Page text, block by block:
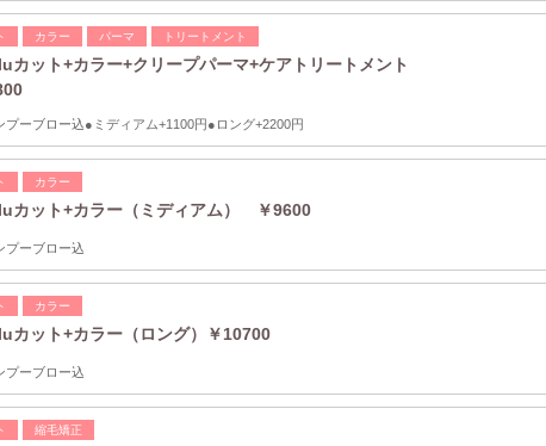
カラー パーマ トリートメント
カット+カラー+クリープパーマ+ケアトリートメント
プーブロー込●ミディアム+1100円●ロング+2200円
カラー
カット+カラー（ミディアム） ￥9600
プーブロー込
カラー
カット+カラー（ロング）￥10700
プーブロー込
縮毛矯正